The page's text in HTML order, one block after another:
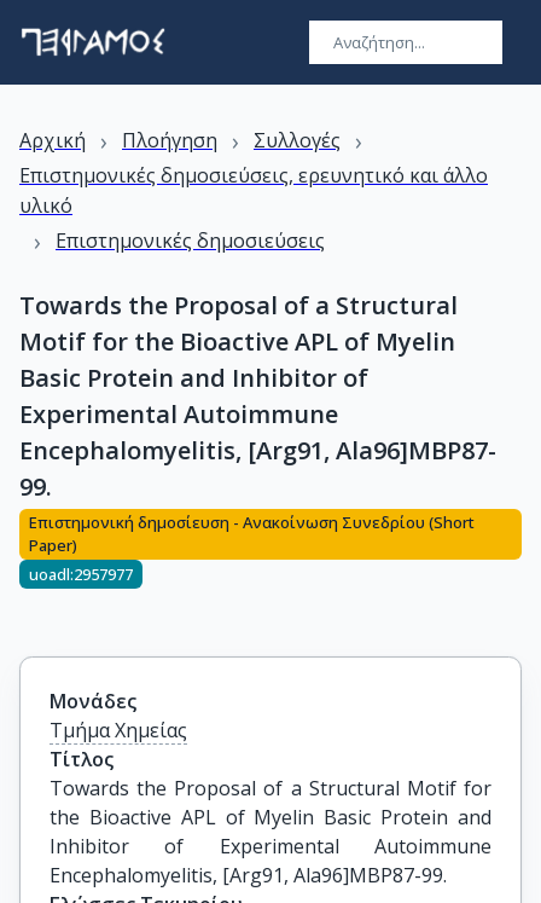
Αρχική › Πλοήγηση › Συλλογές ›
Επιστημονικές δημοσιεύσεις, ερευνητικό και άλλο
υλικό
› Επιστημονικές δημοσιεύσεις
Towards the Proposal of a Structural
Motif for the Bioactive APL of Myelin
Basic Protein and Inhibitor of
Experimental Autoimmune
Encephalomyelitis, [Arg91, Ala96]MBP87-
99.
Επιστημονική δημοσίευση - Ανακοίνωση Συνεδρίου (Short
Paper)
uoadl:2957977
Μονάδες
Τμήμα Χημείας
Τίτλος
Towards the Proposal of a Structural Motif for
the Bioactive APL of Myelin Basic Protein and
Inhibitor of Experimental Autoimmune
Encephalomyelitis, [Arg91, Ala96]MBP87-99.